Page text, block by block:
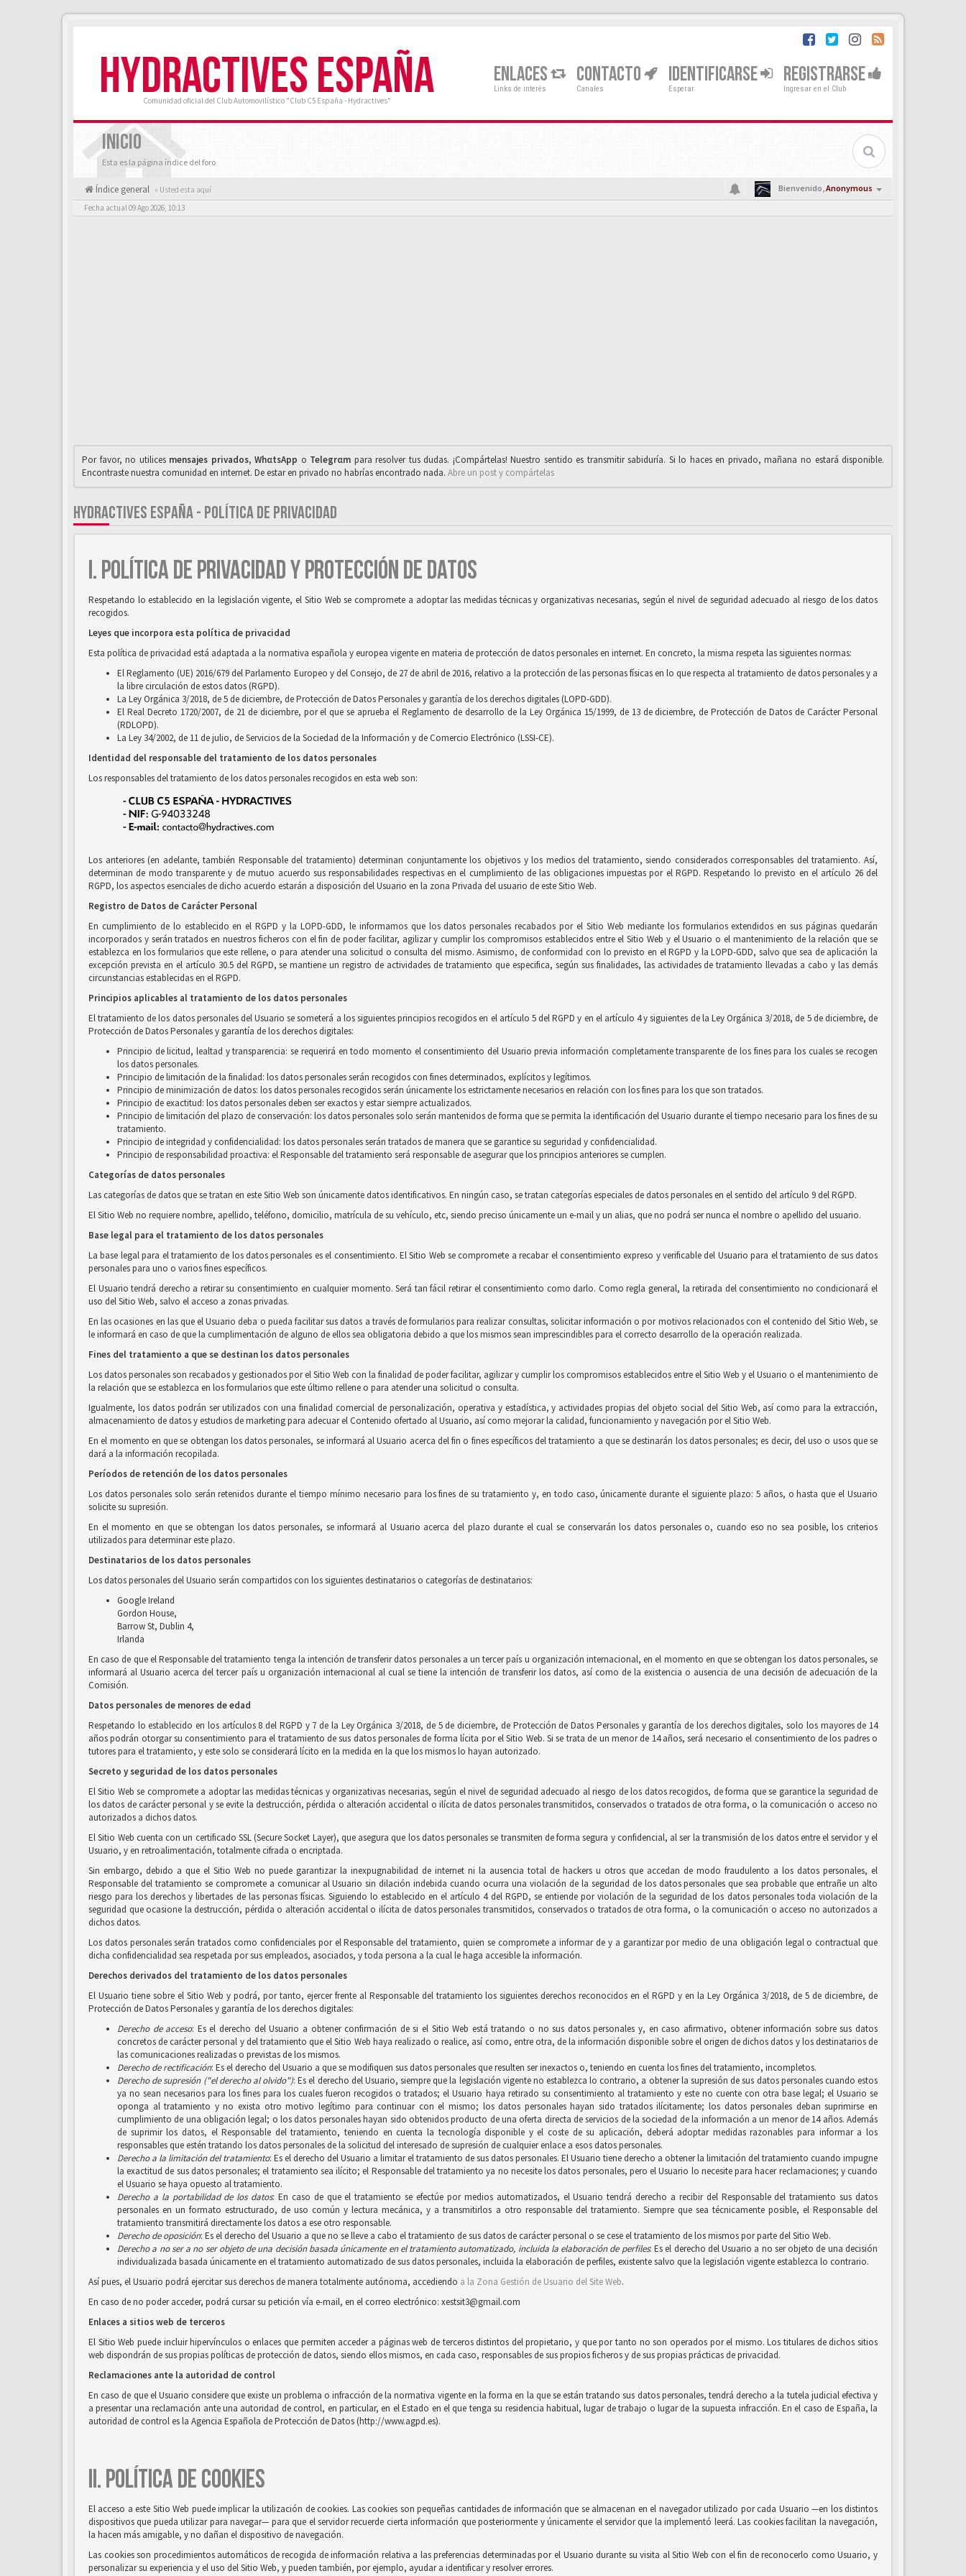
HYDRACTIVES ESPAÑA
Comunidad oficial del Club Automovilístico "Club C5 España - Hydractives"
ENLACES
Links de interés
CONTACTO
Canales
IDENTIFICARSE
Esperar
REGISTRARSE
Ingresar en el Club
INICIO
Esta es la página índice del foro
Índice general « Usted esta aquí Bienvenido,Anonymous
Fecha actual 09 Ago 2026, 10:13
Por favor, no utilices mensajes privados,WhαtsApp o Telegrαm para resolver tus dudas. ¡Compártelas! Nuestro sentido es transmitir sabiduría. Si lo haces en privado, mañana no estará disponible.
Encontraste nuestra comunidad en internet. De estar en privado no habrías encontrado nada. Abre un post y compártelas
HYDRACTIVES ESPAÑA - POLÍTICA DE PRIVACIDAD
I. POLÍTICA DE PRIVACIDAD Y PROTECCIÓN DE DATOS
Respetando lo establecido en la legislación vigente, el Sitio Web se compromete a adoptar las medidas técnicas y organizativas necesarias, según el nivel de seguridad adecuado al riesgo de los datos
recogidos.
Leyes que incorpora esta política de privacidad
Esta política de privacidad está adaptada a la normativa española y europea vigente en materia de protección de datos personales en internet. En concreto, la misma respeta las siguientes normas:
El Reglamento (UE) 2016/679 del Parlamento Europeo y del Consejo, de 27 de abril de 2016, relativo a la protección de las personas físicas en lo que respecta al tratamiento de datos personales y a
la libre circulación de estos datos (RGPD).
La Ley Orgánica 3/2018, de 5 de diciembre, de Protección de Datos Personales y garantía de los derechos digitales (LOPD-GDD).
El Real Decreto 1720/2007, de 21 de diciembre, por el que se aprueba el Reglamento de desarrollo de la Ley Orgánica 15/1999, de 13 de diciembre, de Protección de Datos de Carácter Personal
(RDLOPD).
La Ley 34/2002, de 11 de julio, de Servicios de la Sociedad de la Información y de Comercio Electrónico (LSSI-CE).
Identidad del responsable del tratamiento de los datos personales
Los responsables del tratamiento de los datos personales recogidos en esta web son:
Los anteriores (en adelante, también Responsable del tratamiento) determinan conjuntamente los objetivos y los medios del tratamiento, siendo considerados corresponsables del tratamiento. Así,
determinan de modo transparente y de mutuo acuerdo sus responsabilidades respectivas en el cumplimiento de las obligaciones impuestas por el RGPD. Respetando lo previsto en el artículo 26 del
RGPD, los aspectos esenciales de dicho acuerdo estarán a disposición del Usuario en la zona Privada del usuario de este Sitio Web.
Registro de Datos de Carácter Personal
En cumplimiento de lo establecido en el RGPD y la LOPD-GDD, le informamos que los datos personales recabados por el Sitio Web mediante los formularios extendidos en sus páginas quedarán
incorporados y serán tratados en nuestros ficheros con el fin de poder facilitar, agilizar y cumplir los compromisos establecidos entre el Sitio Web y el Usuario o el mantenimiento de la relación que se
establezca en los formularios que este rellene, o para atender una solicitud o consulta del mismo. Asimismo, de conformidad con lo previsto en el RGPD y la LOPD-GDD, salvo que sea de aplicación la
excepción prevista en el artículo 30.5 del RGPD, se mantiene un registro de actividades de tratamiento que especifica, según sus finalidades, las actividades de tratamiento llevadas a cabo y las demás
circunstancias establecidas en el RGPD.
Principios aplicables al tratamiento de los datos personales
El tratamiento de los datos personales del Usuario se someterá a los siguientes principios recogidos en el artículo 5 del RGPD y en el artículo 4 y siguientes de la Ley Orgánica 3/2018, de 5 de diciembre, de
Protección de Datos Personales y garantía de los derechos digitales:
Principio de licitud, lealtad y transparencia: se requerirá en todo momento el consentimiento del Usuario previa información completamente transparente de los fines para los cuales se recogen
los datos personales.
Principio de limitación de la finalidad: los datos personales serán recogidos con fines determinados, explícitos y legítimos.
Principio de minimización de datos: los datos personales recogidos serán únicamente los estrictamente necesarios en relación con los fines para los que son tratados.
Principio de exactitud: los datos personales deben ser exactos y estar siempre actualizados.
Principio de limitación del plazo de conservación: los datos personales solo serán mantenidos de forma que se permita la identificación del Usuario durante el tiempo necesario para los fines de su
tratamiento.
Principio de integridad y confidencialidad: los datos personales serán tratados de manera que se garantice su seguridad y confidencialidad.
Principio de responsabilidad proactiva: el Responsable del tratamiento será responsable de asegurar que los principios anteriores se cumplen.
Categorías de datos personales
Las categorías de datos que se tratan en este Sitio Web son únicamente datos identificativos. En ningún caso, se tratan categorías especiales de datos personales en el sentido del artículo 9 del RGPD.
El Sitio Web no requiere nombre, apellido, teléfono, domicilio, matrícula de su vehículo, etc, siendo preciso únicamente un e-mail y un alias, que no podrá ser nunca el nombre o apellido del usuario.
Base legal para el tratamiento de los datos personales
La base legal para el tratamiento de los datos personales es el consentimiento. El Sitio Web se compromete a recabar el consentimiento expreso y verificable del Usuario para el tratamiento de sus datos
personales para uno o varios fines específicos.
El Usuario tendrá derecho a retirar su consentimiento en cualquier momento. Será tan fácil retirar el consentimiento como darlo. Como regla general, la retirada del consentimiento no condicionará el
uso del Sitio Web, salvo el acceso a zonas privadas.
En las ocasiones en las que el Usuario deba o pueda facilitar sus datos a través de formularios para realizar consultas, solicitar información o por motivos relacionados con el contenido del Sitio Web, se
le informará en caso de que la cumplimentación de alguno de ellos sea obligatoria debido a que los mismos sean imprescindibles para el correcto desarrollo de la operación realizada.
Fines del tratamiento a que se destinan los datos personales
Los datos personales son recabados y gestionados por el Sitio Web con la finalidad de poder facilitar, agilizar y cumplir los compromisos establecidos entre el Sitio Web y el Usuario o el mantenimiento de
la relación que se establezca en los formularios que este último rellene o para atender una solicitud o consulta.
Igualmente, los datos podrán ser utilizados con una finalidad comercial de personalización, operativa y estadística, y actividades propias del objeto social del Sitio Web, así como para la extracción,
almacenamiento de datos y estudios de marketing para adecuar el Contenido ofertado al Usuario, así como mejorar la calidad, funcionamiento y navegación por el Sitio Web.
En el momento en que se obtengan los datos personales, se informará al Usuario acerca del fin o fines específicos del tratamiento a que se destinarán los datos personales; es decir, del uso o usos que se
dará a la información recopilada.
Períodos de retención de los datos personales
Los datos personales solo serán retenidos durante el tiempo mínimo necesario para los fines de su tratamiento y, en todo caso, únicamente durante el siguiente plazo: 5 años, o hasta que el Usuario
solicite su supresión.
En el momento en que se obtengan los datos personales, se informará al Usuario acerca del plazo durante el cual se conservarán los datos personales o, cuando eso no sea posible, los criterios
utilizados para determinar este plazo.
Destinatarios de los datos personales
Los datos personales del Usuario serán compartidos con los siguientes destinatarios o categorías de destinatarios:
Google Ireland
Gordon House,
Barrow St, Dublin 4,
Irlanda
En caso de que el Responsable del tratamiento tenga la intención de transferir datos personales a un tercer país u organización internacional, en el momento en que se obtengan los datos personales, se
informará al Usuario acerca del tercer país u organización internacional al cual se tiene la intención de transferir los datos, así como de la existencia o ausencia de una decisión de adecuación de la
Comisión.
Datos personales de menores de edad
Respetando lo establecido en los artículos 8 del RGPD y 7 de la Ley Orgánica 3/2018, de 5 de diciembre, de Protección de Datos Personales y garantía de los derechos digitales, solo los mayores de 14
años podrán otorgar su consentimiento para el tratamiento de sus datos personales de forma lícita por el Sitio Web. Si se trata de un menor de 14 años, será necesario el consentimiento de los padres o
tutores para el tratamiento, y este solo se considerará lícito en la medida en la que los mismos lo hayan autorizado.
Secreto y seguridad de los datos personales
El Sitio Web se compromete a adoptar las medidas técnicas y organizativas necesarias, según el nivel de seguridad adecuado al riesgo de los datos recogidos, de forma que se garantice la seguridad de
los datos de carácter personal y se evite la destrucción, pérdida o alteración accidental o ilícita de datos personales transmitidos, conservados o tratados de otra forma, o la comunicación o acceso no
autorizados a dichos datos.
El Sitio Web cuenta con un certificado SSL (Secure Socket Layer), que asegura que los datos personales se transmiten de forma segura y confidencial, al ser la transmisión de los datos entre el servidor y el
Usuario, y en retroalimentación, totalmente cifrada o encriptada.
Sin embargo, debido a que el Sitio Web no puede garantizar la inexpugnabilidad de internet ni la ausencia total de hackers u otros que accedan de modo fraudulento a los datos personales, el
Responsable del tratamiento se compromete a comunicar al Usuario sin dilación indebida cuando ocurra una violación de la seguridad de los datos personales que sea probable que entrañe un alto
riesgo para los derechos y libertades de las personas físicas. Siguiendo lo establecido en el artículo 4 del RGPD, se entiende por violación de la seguridad de los datos personales toda violación de la
seguridad que ocasione la destrucción, pérdida o alteración accidental o ilícita de datos personales transmitidos, conservados o tratados de otra forma, o la comunicación o acceso no autorizados a
dichos datos.
Los datos personales serán tratados como confidenciales por el Responsable del tratamiento, quien se compromete a informar de y a garantizar por medio de una obligación legal o contractual que
dicha confidencialidad sea respetada por sus empleados, asociados, y toda persona a la cual le haga accesible la información.
Derechos derivados del tratamiento de los datos personales
El Usuario tiene sobre el Sitio Web y podrá, por tanto, ejercer frente al Responsable del tratamiento los siguientes derechos reconocidos en el RGPD y en la Ley Orgánica 3/2018, de 5 de diciembre, de
Protección de Datos Personales y garantía de los derechos digitales:
Derecho de acceso: Es el derecho del Usuario a obtener confirmación de si el Sitio Web está tratando o no sus datos personales y, en caso afirmativo, obtener información sobre sus datos
concretos de carácter personal y del tratamiento que el Sitio Web haya realizado o realice, así como, entre otra, de la información disponible sobre el origen de dichos datos y los destinatarios de
las comunicaciones realizadas o previstas de los mismos.
Derecho de rectificación: Es el derecho del Usuario a que se modifiquen sus datos personales que resulten ser inexactos o, teniendo en cuenta los fines del tratamiento, incompletos.
Derecho de supresión ("el derecho al olvido"): Es el derecho del Usuario, siempre que la legislación vigente no establezca lo contrario, a obtener la supresión de sus datos personales cuando estos
ya no sean necesarios para los fines para los cuales fueron recogidos o tratados; el Usuario haya retirado su consentimiento al tratamiento y este no cuente con otra base legal; el Usuario se
oponga al tratamiento y no exista otro motivo legítimo para continuar con el mismo; los datos personales hayan sido tratados ilícitamente; los datos personales deban suprimirse en
cumplimiento de una obligación legal; o los datos personales hayan sido obtenidos producto de una oferta directa de servicios de la sociedad de la información a un menor de 14 años. Además
de suprimir los datos, el Responsable del tratamiento, teniendo en cuenta la tecnología disponible y el coste de su aplicación, deberá adoptar medidas razonables para informar a los
responsables que estén tratando los datos personales de la solicitud del interesado de supresión de cualquier enlace a esos datos personales.
Derecho a la limitación del tratamiento: Es el derecho del Usuario a limitar el tratamiento de sus datos personales. El Usuario tiene derecho a obtener la limitación del tratamiento cuando impugne
la exactitud de sus datos personales; el tratamiento sea ilícito; el Responsable del tratamiento ya no necesite los datos personales, pero el Usuario lo necesite para hacer reclamaciones; y cuando
el Usuario se haya opuesto al tratamiento.
Derecho a la portabilidad de los datos: En caso de que el tratamiento se efectúe por medios automatizados, el Usuario tendrá derecho a recibir del Responsable del tratamiento sus datos
personales en un formato estructurado, de uso común y lectura mecánica, y a transmitirlos a otro responsable del tratamiento. Siempre que sea técnicamente posible, el Responsable del
tratamiento transmitirá directamente los datos a ese otro responsable.
Derecho de oposición: Es el derecho del Usuario a que no se lleve a cabo el tratamiento de sus datos de carácter personal o se cese el tratamiento de los mismos por parte del Sitio Web.
Derecho a no ser a no ser objeto de una decisión basada únicamente en el tratamiento automatizado, incluida la elaboración de perfiles: Es el derecho del Usuario a no ser objeto de una decisión
individualizada basada únicamente en el tratamiento automatizado de sus datos personales, incluida la elaboración de perfiles, existente salvo que la legislación vigente establezca lo contrario.
Así pues, el Usuario podrá ejercitar sus derechos de manera totalmente autónoma, accediendo a la Zona Gestión de Usuario del Site Web.
En caso de no poder acceder, podrá cursar su petición vía e-mail, en el correo electrónico: xestsit3@gmail.com
Enlaces a sitios web de terceros
El Sitio Web puede incluir hipervínculos o enlaces que permiten acceder a páginas web de terceros distintos del propietario, y que por tanto no son operados por el mismo. Los titulares de dichos sitios
web dispondrán de sus propias políticas de protección de datos, siendo ellos mismos, en cada caso, responsables de sus propios ficheros y de sus propias prácticas de privacidad.
Reclamaciones ante la autoridad de control
En caso de que el Usuario considere que existe un problema o infracción de la normativa vigente en la forma en la que se están tratando sus datos personales, tendrá derecho a la tutela judicial efectiva y
a presentar una reclamación ante una autoridad de control, en particular, en el Estado en el que tenga su residencia habitual, lugar de trabajo o lugar de la supuesta infracción. En el caso de España, la
autoridad de control es la Agencia Española de Protección de Datos (http://www.agpd.es).
II. POLÍTICA DE COOKIES
El acceso a este Sitio Web puede implicar la utilización de cookies. Las cookies son pequeñas cantidades de información que se almacenan en el navegador utilizado por cada Usuario —en los distintos
dispositivos que pueda utilizar para navegar— para que el servidor recuerde cierta información que posteriormente y únicamente el servidor que la implementó leerá. Las cookies facilitan la navegación,
la hacen más amigable, y no dañan el dispositivo de navegación.
Las cookies son procedimientos automáticos de recogida de información relativa a las preferencias determinadas por el Usuario durante su visita al Sitio Web con el fin de reconocerlo como Usuario, y
personalizar su experiencia y el uso del Sitio Web, y pueden también, por ejemplo, ayudar a identificar y resolver errores.